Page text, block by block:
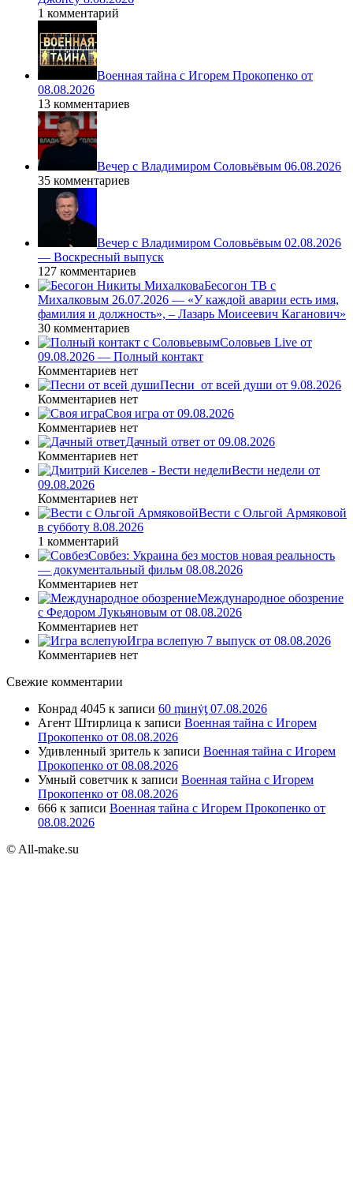
1 комментарий
Военная тайна с Игорем Прокопенко от
08.08.2026
13 комментариев
Вечер с Владимиром Соловьёвым 06.08.2026
35 комментариев
Вечер с Владимиром Соловьёвым 02.08.2026
— Воскресный выпуск
127 комментариев
Бесогон ТВ с
Михалковым 26.07.2026 — «У каждой аварии есть имя,
фамилия и должность», – Лазарь Моисеевич Каганович»
30 комментариев
Соловьев Live от
09.08.2026 — Полный контакт
Комментариев нет
Песни_от всей души от 9.08.2026
Комментариев нет
Своя игра от 09.08.2026
Комментариев нет
Дачный ответ от 09.08.2026
Комментариев нет
Вести недели от
09.08.2026
Комментариев нет
Вести с Ольгой Армяковой
в субботу 8.08.2026
1 комментарий
Совбез: Украина без мостов новая реальность
— документальный фильм 08.08.2026
Комментариев нет
Международное обозрение
с Федором Лукьяновым от 08.08.2026
Комментариев нет
Игра вслепую 7 выпуск от 08.08.2026
Комментариев нет
Свежие комментарии
Конрад 4045 к записи 60 ṃинẏƫ 07.08.2026
Агент Штирлица к записи Военная тайна с Игорем
Прокопенко от 08.08.2026
Удивленный зритель к записи Военная тайна с Игорем
Прокопенко от 08.08.2026
Умный советчик к записи Военная тайна с Игорем
Прокопенко от 08.08.2026
666 к записи Военная тайна с Игорем Прокопенко от
08.08.2026
© All-make.su